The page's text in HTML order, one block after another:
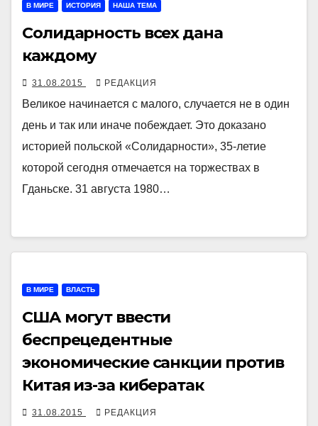
В МИРЕ ИСТОРИЯ НАША ТЕМА
Солидарность всех дана
каждому
31.08.2015 РЕДАКЦИЯ
Великое начинается с малого, случается не в один
день и так или иначе побеждает. Это доказано
историей польской «Солидарности», 35-летие
которой сегодня отмечается на торжествах в
Гданьске. 31 августа 1980…
В МИРЕ ВЛАСТЬ
США могут ввести
беспрецедентные
экономические санкции против
Китая из-за кибератак
31.08.2015 РЕДАКЦИЯ